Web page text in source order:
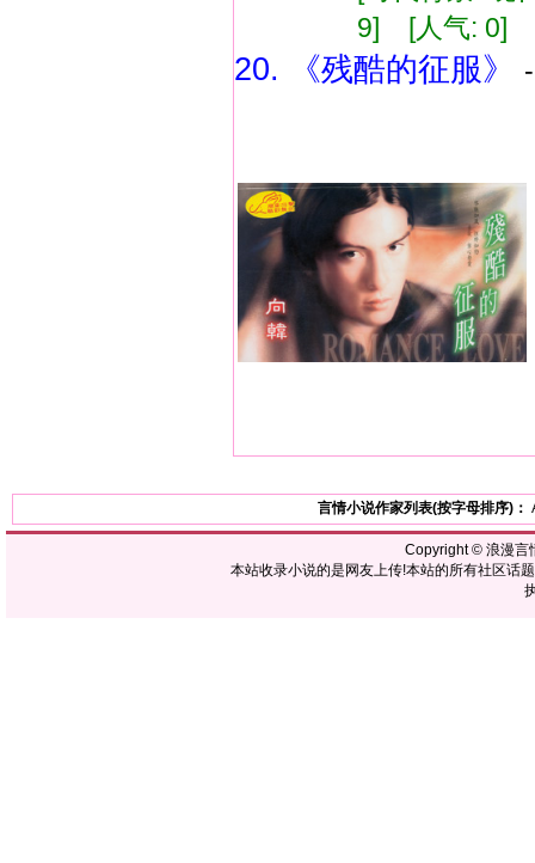
9] [人气: 0]
20. 《残酷的征服》
言情小说作家列表(按字母排序)：
Copyright © 浪漫言
本站收录小说的是网友上传!本站的所有社区话